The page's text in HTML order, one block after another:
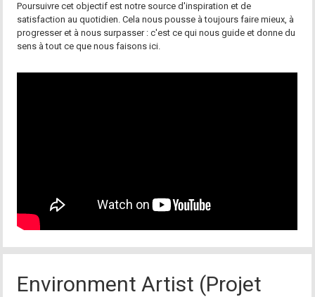
Poursuivre cet objectif est notre source d'inspiration et de
satisfaction au quotidien. Cela nous pousse à toujours faire mieux, à
progresser et à nous surpasser : c'est ce qui nous guide et donne du
sens à tout ce que nous faisons ici.
Environment Artist (Projet